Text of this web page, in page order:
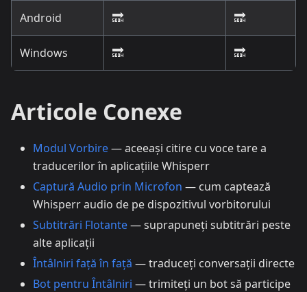
Android 🔜 🔜
Windows 🔜 🔜
Articole Conexe
Modul Vorbire— aceeași citire cu voce tare a
traducerilor în aplicațiile Whisperr
Captură Audio prin Microfon — cum captează
Whisperr audio de pe dispozitivul vorbitorului
Subtitrări Flotante— suprapuneți subtitrări peste
alte aplicații
Întâlniri față în față — traduceți conversații directe
Bot pentru Întâlniri — trimiteți un bot să participe